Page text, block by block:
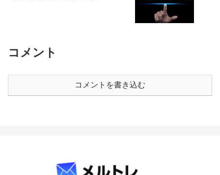
コメント
コメントを書き込む